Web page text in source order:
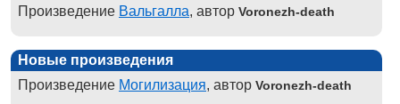
Произведение Вальгалла, автор Voronezh-death
Новые произведения
Произведение Могилизация, автор Voronezh-death